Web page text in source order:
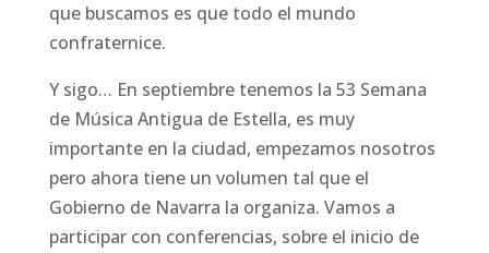
que buscamos es que todo el mundo
confraternice.
Y sigo… En septiembre tenemos la 53 Semana
de Música Antigua de Estella, es muy
importante en la ciudad, empezamos nosotros
pero ahora tiene un volumen tal que el
Gobierno de Navarra la organiza. Vamos a
participar con conferencias, sobre el inicio de